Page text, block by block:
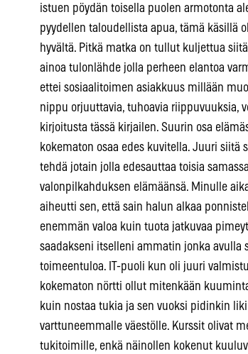
istuen pöydän toisella puolen armotonta
pyydellen taloudellista apua, tämä käsillä
hyvältä. Pitkä matka on tullut kuljettua
ainoa tulonlähde jolla perheen elantoa
ettei sosiaalitoimen asiakkuus millään
nippu orjuuttavia, tuhoavia riippuvuuksia,
kirjoitusta tässä kirjailen. Suurin osa
kokematon osaa edes kuvitella. Juuri siitä
tehdä jotain jolla edesauttaa toisia
valonpilkahduksen elämäänsä. Minulle
aiheutti sen, että sain halun alkaa
enemmän valoa kuin tuota jatkuvaa
saadakseni itselleni ammatin jonka
toimeentuloa. IT-puoli kun oli juuri
kokematon nörtti ollut mitenkään
kuin nostaa tukia ja sen vuoksi pidinkin
varttuneemmalle väestölle. Kurssit olivat
tukitoimille, enkä näinollen kokenut